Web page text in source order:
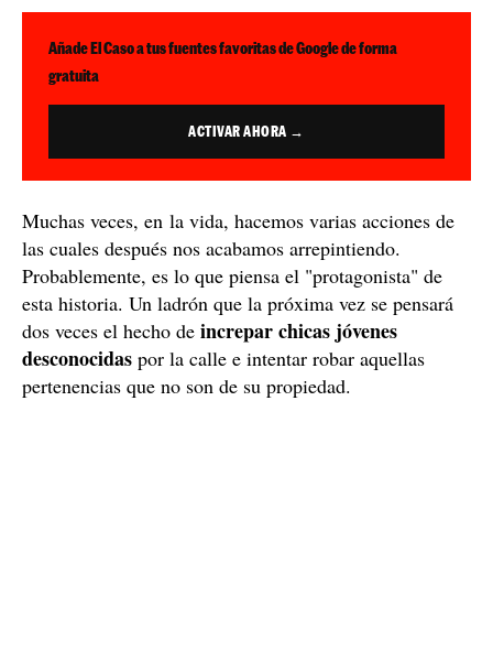
Añade El Caso a tus fuentes favoritas de Google de forma
gratuita
ACTIVAR AHORA →
Muchas veces, en la vida, hacemos varias acciones de
las cuales después nos acabamos arrepintiendo.
Probablemente, es lo que piensa el "protagonista" de
esta historia. Un ladrón que la próxima vez se pensará
dos veces el hecho de increpar chicas jóvenes
desconocidas por la calle e intentar robar aquellas
pertenencias que no son de su propiedad.